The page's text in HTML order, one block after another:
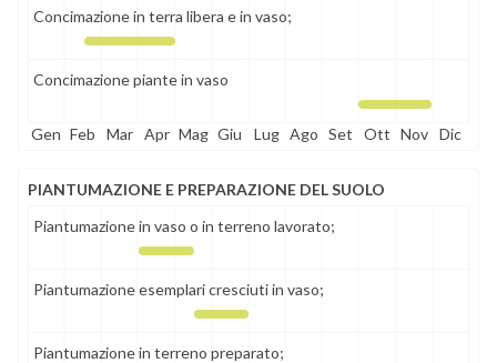
Concimazione in terra libera e in vaso;
Concimazione piante in vaso
Gen Feb Mar Apr Mag Giu Lug Ago Set Ott Nov Dic
PIANTUMAZIONE E PREPARAZIONE DEL SUOLO
Piantumazione in vaso o in terreno lavorato;
Piantumazione esemplari cresciuti in vaso;
Piantumazione in terreno preparato;